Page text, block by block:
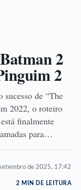
2
2
sucesso de “The
2022, o roteiro
finalmente
para…
de 2025, 17:42
2 MIN DE LEITURA